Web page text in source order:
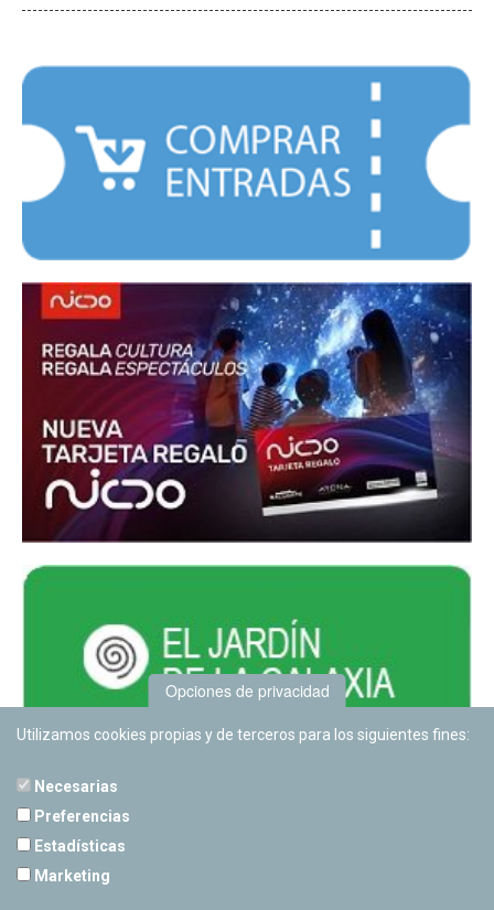
Opciones de privacidad
Utilizamos cookies propias y de terceros para los siguientes fines:
Necesarias
Preferencias
Estadísticas
Marketing